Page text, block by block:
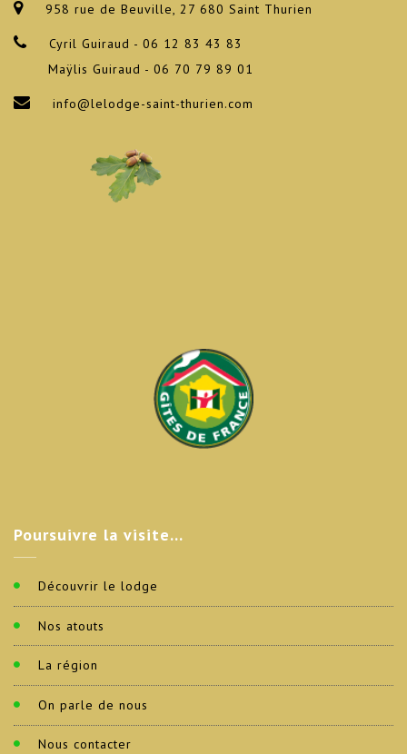
958 rue de Beuville, 27 680 Saint Thurien
Cyril Guiraud - 06 12 83 43 83
Maÿlis Guiraud - 06 70 79 89 01
info@lelodge-saint-thurien.com
Poursuivre la visite…
Découvrir le lodge
Nos atouts
La région
On parle de nous
Nous contacter